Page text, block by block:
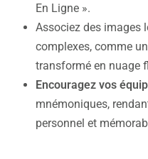
En Ligne ».
Associez des images
complexes, comme
transformé en nuage
Encouragez vos
mnémoniques,
personnel et